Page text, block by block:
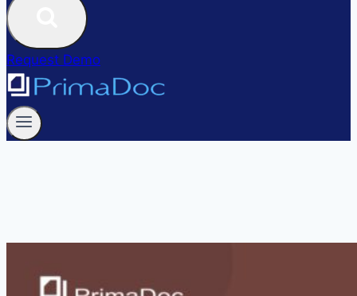
Request Demo